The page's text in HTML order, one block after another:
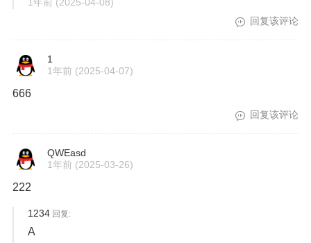
回复该评论
1
1年前 (2025-04-07)
666
回复该评论
QWEasd
1年前 (2025-03-26)
222
1234 回复:
A